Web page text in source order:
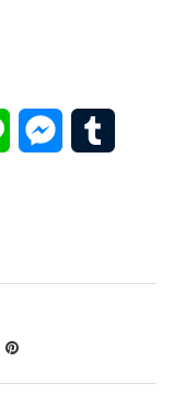
Line Messenger